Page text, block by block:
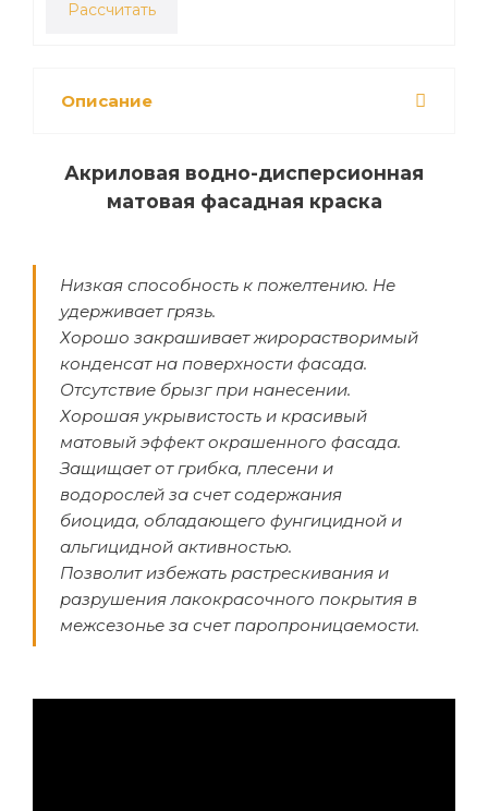
Рассчитать
Описание
Акриловая водно-дисперсионная
матовая фасадная краска
Низкая способность к пожелтению. Не
удерживает грязь.
Хорошо закрашивает жирорастворимый
конденсат на поверхности фасада.
Отсутствие брызг при нанесении.
Хорошая укрывистость и красивый
матовый эффект окрашенного фасада.
Защищает от грибка, плесени и
водорослей за счет содержания
биоцида, обладающего фунгицидной и
альгицидной активностью.
Позволит избежать растрескивания и
разрушения лакокрасочного покрытия в
межсезонье за счет паропроницаемости.